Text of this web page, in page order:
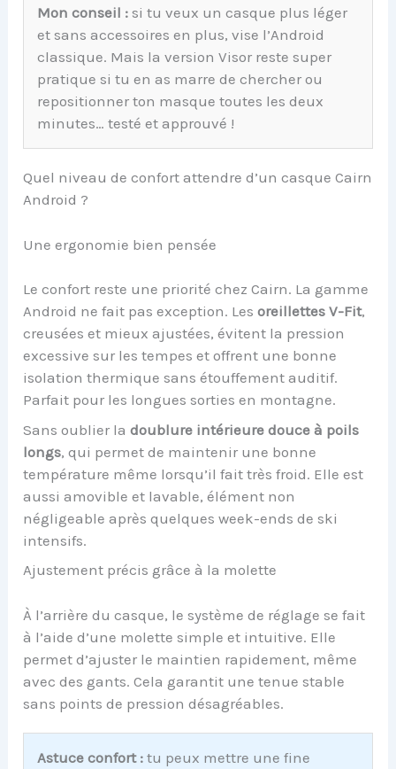
Mon conseil : si tu veux un casque plus léger
et sans accessoires en plus, vise l’Android
classique. Mais la version Visor reste super
pratique si tu en as marre de chercher ou
repositionner ton masque toutes les deux
minutes… testé et approuvé !
Quel niveau de confort attendre d’un casque Cairn
Android ?
Une ergonomie bien pensée
Le confort reste une priorité chez Cairn. La gamme
Android ne fait pas exception. Lesoreillettes V-Fit,
creusées et mieux ajustées, évitent la pression
excessive sur les tempes et offrent une bonne
isolation thermique sans étouffement auditif.
Parfait pour les longues sorties en montagne.
Sans oublier ladoublure intérieure douce à poils
longs, qui permet de maintenir une bonne
température même lorsqu’il fait très froid. Elle est
aussi amovible et lavable, élément non
négligeable après quelques week-ends de ski
intensifs.
Ajustement précis grâce à la molette
À l’arrière du casque, le système de réglage se fait
à l’aide d’une molette simple et intuitive. Elle
permet d’ajuster le maintien rapidement, même
avec des gants. Cela garantit une tenue stable
sans points de pression désagréables.
Astuce confort : tu peux mettre une fine